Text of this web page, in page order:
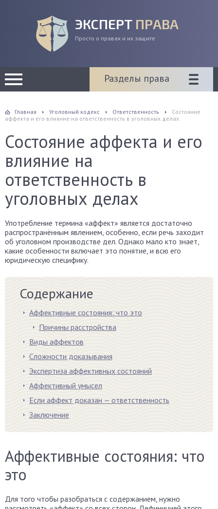
ЭКСПЕРТ ПРАВА
Просто о правах и их защите
Разделы права
Главная Уголовный кодекс Ответственность
Состояние
аффекта и его влияние на ответственность в уголовных делах
Состояние аффекта и его
влияние на
ответственность в
уголовных делах
Употребление термина «аффект» является достаточно
распространённым явлением, особенно, если речь заходит
об уголовном производстве дел. Однако мало кто знает,
какие особенности включает это понятие, и всю его
юридическую специфику.
Содержание
Аффективные состояния: что это
Причины расстройства
Виды аффектов
Сложности доказывания
Экспертиза аффективных состояний
Аффективный умысел
Если аффект доказан — ответственность
Заключение
Аффективные состояния: что
это
Для того чтобы разобраться с содержанием, нужно